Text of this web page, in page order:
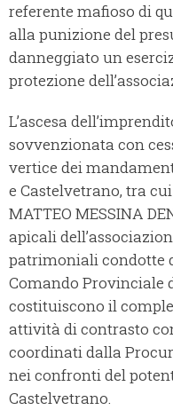
referente mafioso di
alla punizione del
danneggiato un
protezione
L’ascesa
sovvenzionata con
vertice dei
e Castelvetrano, tra
MATTEO MESSINA
apicali
patrimoniali condotte
Comando Provinciale
costituiscono il
attività di contrasto
coordinati dalla
nei confronti del
Castelvetrano.